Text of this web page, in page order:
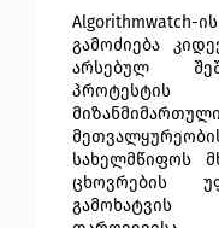
გამოძიება
არსებულ
პროტესტის
სახელმწიფოს
ცხოვრების
გამოხატვის